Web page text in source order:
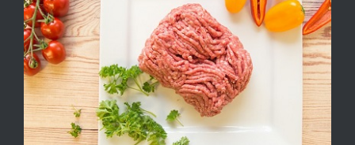
Bize Ulaşın
Teklif Al